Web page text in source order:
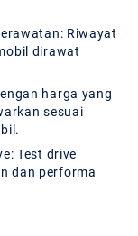
Riwayat
dirawat
harga yang
sesuai
Test drive
dan performa